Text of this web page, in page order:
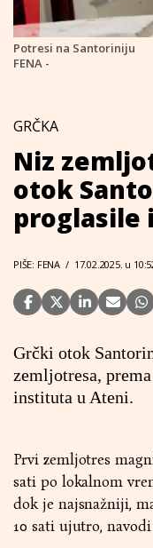
Potresi na Santoriniju
FENA -
GRČKA
Niz
otok
proglasile
PIŠE: FENA / 17.02.2025. u
Grčki otok
zemljotresa,
instituta u Ateni.
Prvi zemljotres
sati po lokalnom
dok je najsnažniji,
10 sati ujutro,